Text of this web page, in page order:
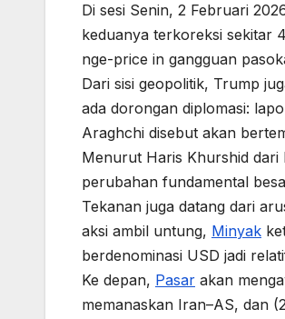
Di sesi Senin, 2 Februari
keduanya terkoreksi sekitar
nge-price in gangguan
Dari sisi geopolitik, Trump
ada dorongan diplomasi:
Araghchi disebut akan
Menurut Haris Khurshid dari
perubahan fundamental
Tekanan juga datang dari
aksi ambil untung, Minyak
berdenominasi USD jadi
Ke depan, Pasar akan
memanaskan Iran–AS, dan